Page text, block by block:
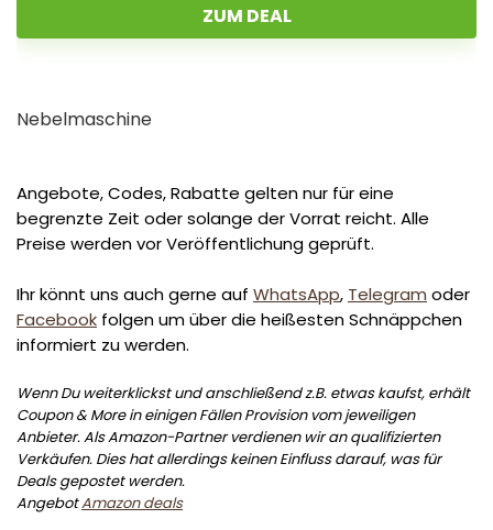
ZUM DEAL
Nebelmaschine
Angebote, Codes, Rabatte gelten nur für eine
begrenzte Zeit oder solange der Vorrat reicht. Alle
Preise werden vor Veröffentlichung geprüft.
Ihr könnt uns auch gerne auf WhatsApp, Telegram oder
Facebook folgen um über die heißesten Schnäppchen
informiert zu werden.
Wenn Du weiterklickst und anschließend z.B. etwas kaufst, erhält
Coupon & More in einigen Fällen Provision vom jeweiligen
Anbieter. Als Amazon-Partner verdienen wir an qualifizierten
Verkäufen. Dies hat allerdings keinen Einfluss darauf, was für
Deals gepostet werden.
AngebotAmazon deals